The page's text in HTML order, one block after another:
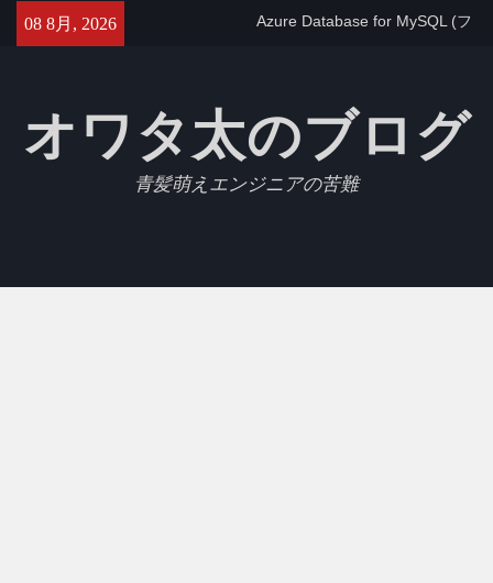
08 8月, 2026
る
たテストを書いたのでメモ
オワタ太のブログ
青髪萌えエンジニアの苦難